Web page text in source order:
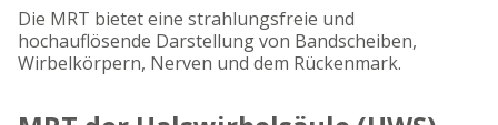
Die MRT bietet eine strahlungsfreie und
hochauflösende Darstellung von Bandscheiben,
Wirbelkörpern, Nerven und dem Rückenmark.